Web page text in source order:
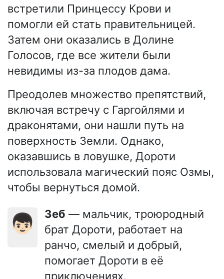
встретили Принцессу Крови и
помогли ей стать правительницей.
Затем они оказались в Долине
Голосов, где все жители были
невидимы из-за плодов дама.
Преодолев множество препятствий,
включая встречу с Гаргойлями и
драконятами, они нашли путь на
поверхность Земли. Однако,
оказавшись в ловушке, Дороти
использовала магический пояс Озмы,
чтобы вернуться домой.
👦🏻 Зеб — мальчик, троюродный
брат Дороти, работает на
ранчо, смелый и добрый,
помогает Дороти в её
приключениях.